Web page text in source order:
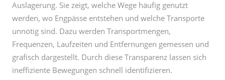
Frequenzen, Laufzeiten und Entfernungen gemessen und
grafisch dargestellt. Durch diese Transparenz lassen sich
ineffiziente Bewegungen schnell identifizieren.
Beispiel: Wenn ein Teil während der Fertigung mehrfach
quer durch die Halle transportiert wird, weil Maschinen